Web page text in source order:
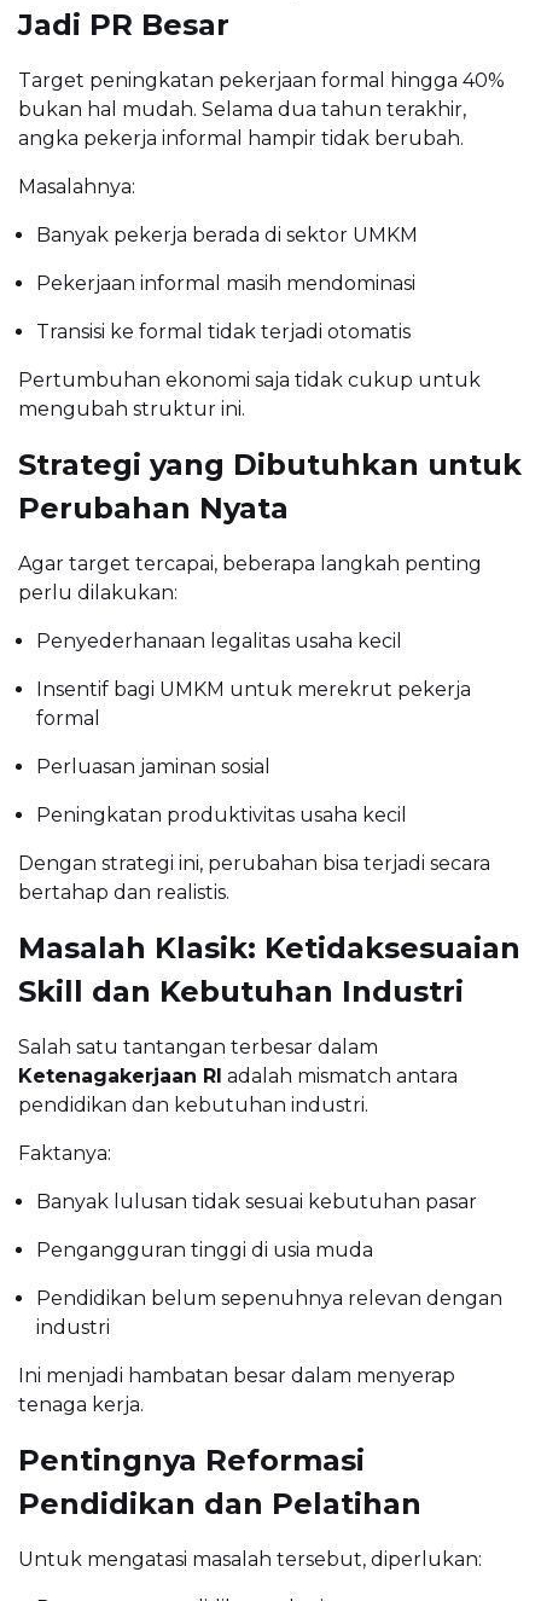
Jadi PR Besar
Target peningkatan pekerjaan formal hingga 40%
bukan hal mudah. Selama dua tahun terakhir,
angka pekerja informal hampir tidak berubah.
Masalahnya:
Banyak pekerja berada di sektor UMKM
Pekerjaan informal masih mendominasi
Transisi ke formal tidak terjadi otomatis
Pertumbuhan ekonomi saja tidak cukup untuk
mengubah struktur ini.
Strategi yang Dibutuhkan untuk
Perubahan Nyata
Agar target tercapai, beberapa langkah penting
perlu dilakukan:
Penyederhanaan legalitas usaha kecil
Insentif bagi UMKM untuk merekrut pekerja
formal
Perluasan jaminan sosial
Peningkatan produktivitas usaha kecil
Dengan strategi ini, perubahan bisa terjadi secara
bertahap dan realistis.
Masalah Klasik: Ketidaksesuaian
Skill dan Kebutuhan Industri
Salah satu tantangan terbesar dalam
Ketenagakerjaan RI adalah mismatch antara
pendidikan dan kebutuhan industri.
Faktanya:
Banyak lulusan tidak sesuai kebutuhan pasar
Pengangguran tinggi di usia muda
Pendidikan belum sepenuhnya relevan dengan
industri
Ini menjadi hambatan besar dalam menyerap
tenaga kerja.
Pentingnya Reformasi
Pendidikan dan Pelatihan
Untuk mengatasi masalah tersebut, diperlukan: